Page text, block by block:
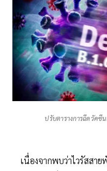
ปรับตารางการฉีดวัคซี
เนื่องจากพบว่าไวรัสสา